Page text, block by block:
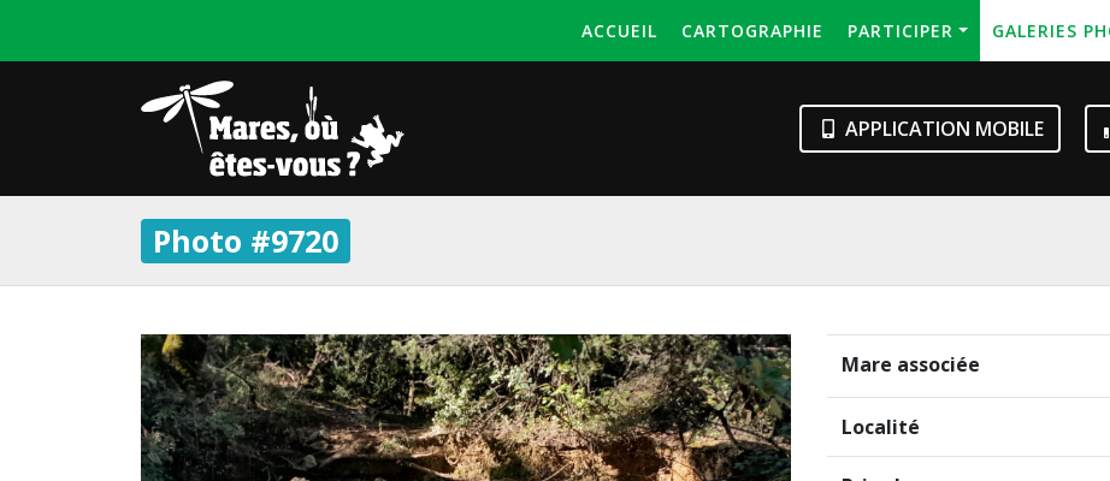
ACCUEIL CARTOGRAPHIE PARTICIPER GALERIES
APPLICATION MOBILE
Photo #9720
Mare associée
Localité